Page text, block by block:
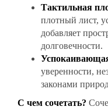
Тактильная
плотный лист,
добавляет
долговечности.
уверенности,
законами
С чем сочетать?